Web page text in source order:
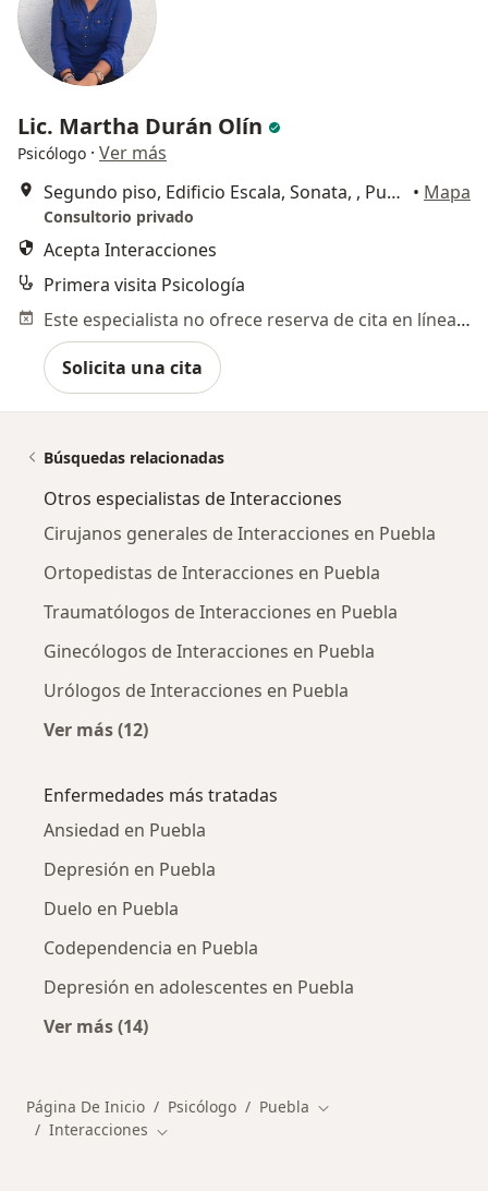
Lic. Martha Durán Olín
Psicólogo · Ver más
Segundo piso, Edificio Escala, Sonata, , Puebla • Mapa
Consultorio privado
Acepta Interacciones
Primera visita Psicología
Este especialista no ofrece reserva de cita en línea en esta dirección.
Solicita una cita
Búsquedas relacionadas
Otros especialistas de Interacciones
Cirujanos generales de Interacciones en Puebla
Ortopedistas de Interacciones en Puebla
Traumatólogos de Interacciones en Puebla
Ginecólogos de Interacciones en Puebla
Urólogos de Interacciones en Puebla
Ver más (12)
Enfermedades más tratadas
Ansiedad en Puebla
Depresión en Puebla
Duelo en Puebla
Codependencia en Puebla
Depresión en adolescentes en Puebla
Ver más (14)
Página De Inicio Psicólogo Puebla Cambiar de ciudad
Interacciones Cambiar de ciudad